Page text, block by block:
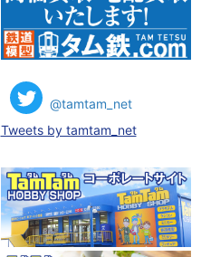
@tamtam_net
Tweets by tamtam_net